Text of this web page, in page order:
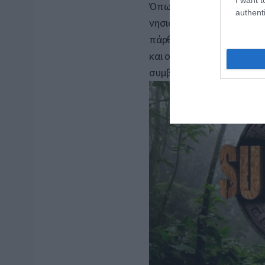
Όπως σημειώνεται ,
νησιού ενώ η απόφαση
πάρθηκε με απόλυτη
και οι υπόλοιπες παίκτες
συμβάν.